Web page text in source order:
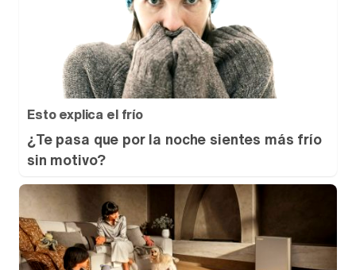
Esto explica el frío
¿Te pasa que por la noche sientes más frío
sin motivo?